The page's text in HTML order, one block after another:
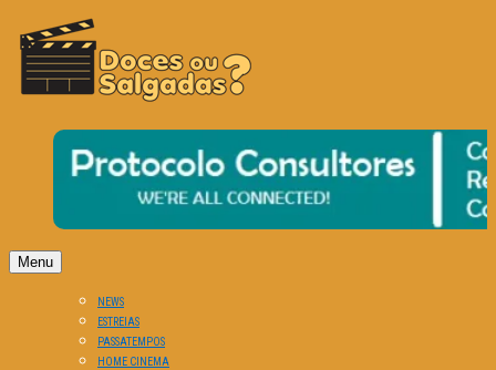
DOCES OU SALGADAS?
O Cinema? Uma Paixão!!
Menu
NEWS
ESTREIAS
PASSATEMPOS
HOME CINEMA